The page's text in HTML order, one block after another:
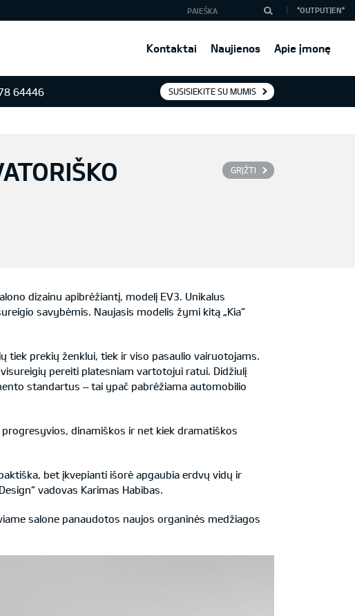
Kontaktai Naujienos Apie įmonę
*OUTPUT|EN*
64446 SUSISIEKITE SU MUMIS
GRĮŽTI
dizainu apibrėžiantį, modelį EV3. Unikalus
savybėmis. Naujasis modelis žymi kitą „Kia“
tiek prekių ženklui, tiek ir viso pasaulio vairuotojams.
pereiti platesniam vartotojui ratui. Didžiulį
standartus – tai ypač pabrėžiama automobilio
dinamiškos ir net kiek dramatiškos
bet įkvepianti išorė apgaubia erdvų vidų ir
vadovas Karimas Habibas.
salone panaudotos naujos organinės medžiagos